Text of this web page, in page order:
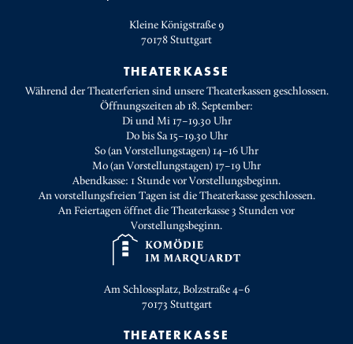
Kleine Königstraße 9
70178Stuttgart
THEATERKASSE
Während der Theaterferien sind unsere Theaterkassen geschlossen.
Öffnungszeiten ab 18. September:
Di und Mi 17–19.30 Uhr
Do bis Sa 15–19.30 Uhr
So (an Vorstellungstagen) 14–16 Uhr
Mo (an Vorstellungstagen) 17–19 Uhr
Abendkasse: 1 Stunde vor Vorstellungsbeginn.
An vorstellungsfreien Tagen ist die Theaterkasse geschlossen.
An Feiertagen öffnet die Theaterkasse 3 Stunden vor
Vorstellungsbeginn.
Am Schlossplatz, Bolzstraße 4–6
70173 Stuttgart
THEATERKASSE